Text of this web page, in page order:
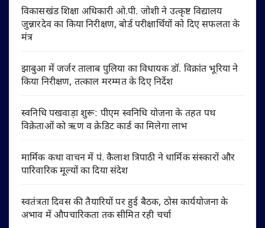
विकासखंड शिक्षा अधिकारी ओ.पी. जोशी ने उत्कृष्ट विद्यालय
जुन्नारदेव का किया निरीक्षण, बोर्ड परीक्षार्थियों को दिए सफलता के
मंत्र
झाबुआ में जर्जर तालाब पुलिया का विधायक डॉ. विक्रांत भूरिया ने
किया निरीक्षण, तत्काल मरम्मत के दिए निर्देश
स्वनिधि पखवाड़ा शुरू: पीएम स्वनिधि योजना के तहत पथ
विक्रेताओं को ऋण व क्रेडिट कार्ड का मिलेगा लाभ
मार्मिक कथा वाचन में पं. कैलाश त्रिपाठी ने धार्मिक संस्कारों और
पारिवारिक मूल्यों का दिया संदेश
स्वतंत्रता दिवस की तैयारियों पर हुई बैठक, ठोस कार्ययोजना के
अभाव में औपचारिकता तक सीमित रही चर्चा